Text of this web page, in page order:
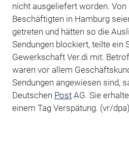
nicht ausgeliefert worden. Von
Beschäftigten in Hamburg
getreten und hätten so die
Sendungen blockiert, teilte ein
Gewerkschaft Ver.di mit.
waren vor allem
Sendungen angewiesen sind,
Deutschen PostAG. Sie
einem Tag Verspätung. (vr/dpa)